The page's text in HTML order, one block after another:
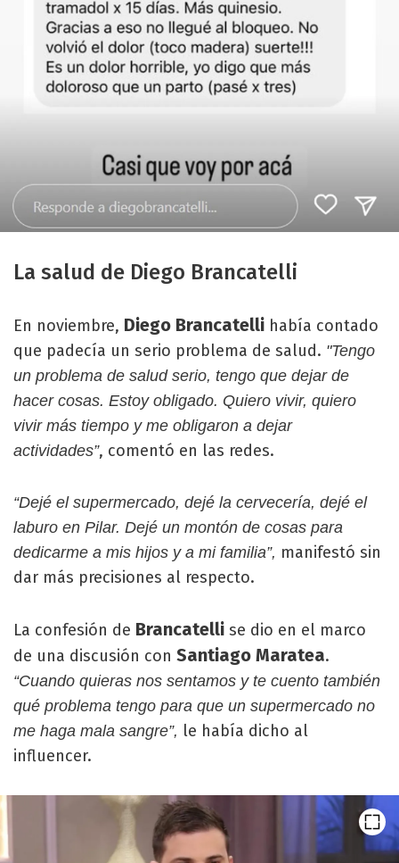
La salud de Diego Brancatelli
En noviembre, Diego Brancatelli había contado
que padecía un serio problema de salud. "Tengo
un problema de salud serio, tengo que dejar de
hacer cosas. Estoy obligado. Quiero vivir, quiero
vivir más tiempo y me obligaron a dejar
actividades”, comentó en las redes.
“Dejé el supermercado, dejé la cervecería, dejé el
laburo en Pilar. Dejé un montón de cosas para
dedicarme a mis hijos y a mi familia”, manifestó sin
dar más precisiones al respecto.
La confesión de Brancatelli se dio en el marco
de una discusión con Santiago Maratea.
“Cuando quieras nos sentamos y te cuento también
qué problema tengo para que un supermercado no
me haga mala sangre”, le había dicho al
influencer.